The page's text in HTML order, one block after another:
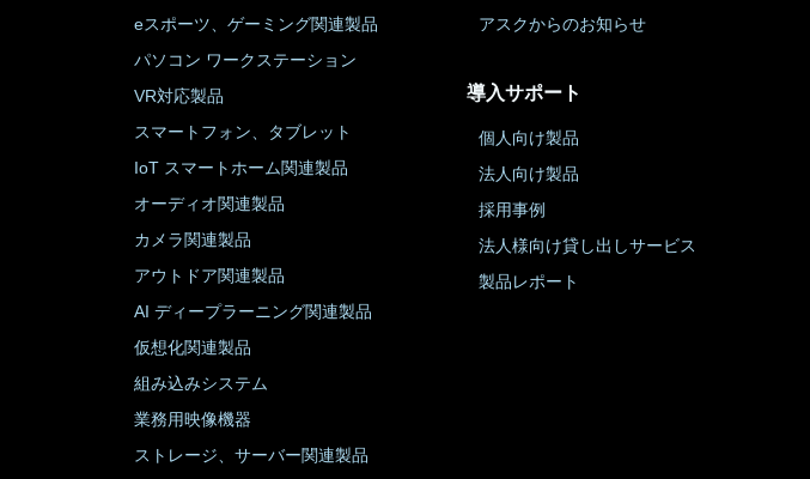
eスポーツ、ゲーミング関連製品
パソコン ワークステーション
VR対応製品
スマートフォン、タブレット
IoT スマートホーム関連製品
オーディオ関連製品
カメラ関連製品
アウトドア関連製品
AI ディープラーニング関連製品
仮想化関連製品
組み込みシステム
業務用映像機器
ストレージ、サーバー関連製品
アスクからのお知らせ
導入サポート
個人向け製品
法人向け製品
採用事例
法人様向け貸し出しサービス
製品レポート